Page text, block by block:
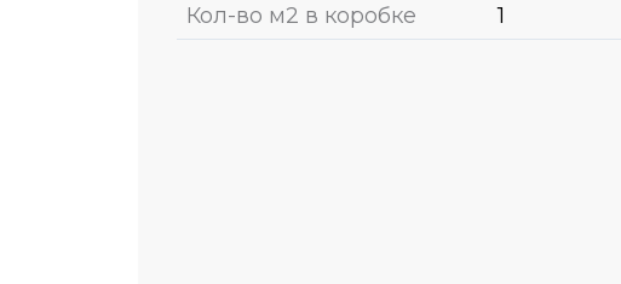
Кол-во м2 в коробке
1